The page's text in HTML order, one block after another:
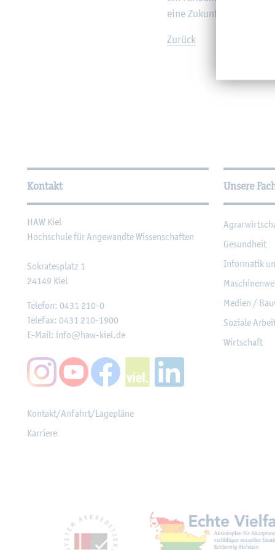
eine Zu­kunfts­auf­ga­be.
Zu­rück
Wei­ter­füh­ren­de
Kontakt
HAW Kiel
Hoch­schu­le für An­ge­wand­te Wis­sen­schaf­ten
So­kra­tes­platz 1
24149 Kiel
Te­le­fon: 0431 210-0
Te­le­fax: 0431 210-1900
E-Mail: info@​haw-​kiel.​de
Kon­takt/An­fahrt/La­ge­plä­ne
Kar­rie­re
Unsere
Ge­sund­heit
In­for­ma­tik
Me­di­en /
So­zia­le
Wirt­schaft
Mit­glied­schaf­ten,